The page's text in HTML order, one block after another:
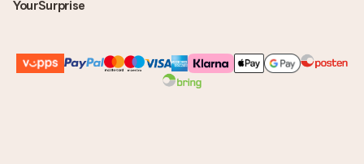
YourSurprise